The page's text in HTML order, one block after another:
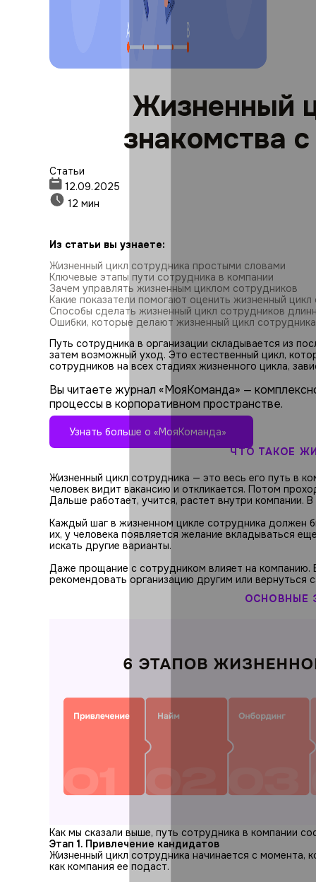
Жизненный
знакомства
Статьи
12.09.2025
12 мин
Из статьи вы узнаете:
Жизненный цикл сотрудника простыми словами
Ключевые этапы пути сотрудника в компании
Зачем управлять жизненным циклом сотрудников
Какие показатели помогают оценить жизненный цикл
Способы сделать жизненный цикл сотрудников
Ошибки, которые делают жизненный цикл
Путь сотрудника в организации складывается из
затем возможный уход. Это естественный цикл,
сотрудников на всех стадиях жизненного цикла,
Вы читаете журнал «МояКоманда» —
процессы в корпоративном пространстве.
Узнать больше о «МояКоманда»
ЧТО ТАКОЕ
Жизненный цикл сотрудника — это весь его путь в
человек видит вакансию и откликается. Потом
Дальше работает, учится, растет внутри компании.
Каждый шаг в жизненном цикле сотрудника должен
их, у человека появляется желание вкладываться
искать другие варианты.
Даже прощание с сотрудником влияет на
рекомендовать организацию другим или вернуться
ОСНОВНЫЕ
Как мы сказали выше, путь сотрудника в компании
Этап 1. Привлечение кандидатов
Жизненный цикл сотрудника начинается с момента,
как компания ее подаст.